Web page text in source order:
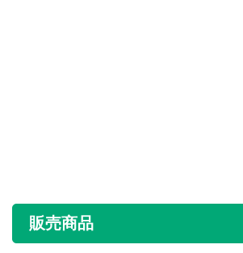
販売商品